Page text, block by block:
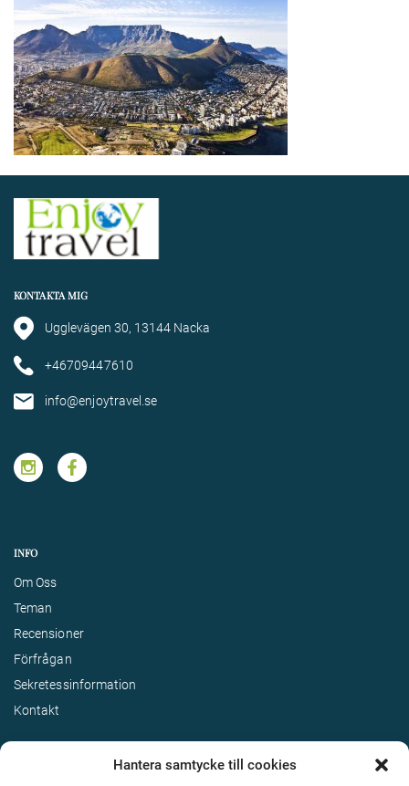
Hantera samtycke till cookies
KONTAKTA MIG
Ugglevägen 30, 13144 Nacka
+46709447610
info@enjoytravel.se
INFO
Om Oss
Teman
Recensioner
Förfrågan
Sekretessinformation
Kontakt